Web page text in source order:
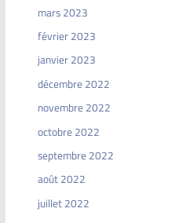
mars 2023
février 2023
janvier 2023
décembre 2022
novembre 2022
octobre 2022
septembre 2022
août 2022
juillet 2022